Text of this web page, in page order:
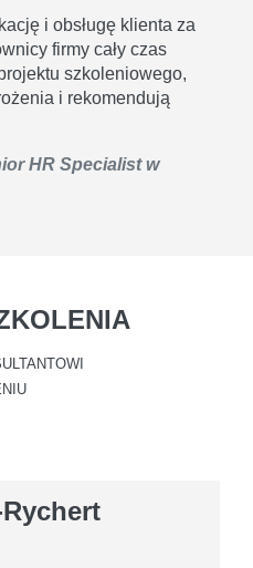
i obsługę klienta za
firmy cały czas
szkoleniowego,
i rekomendują
HR Specialist w